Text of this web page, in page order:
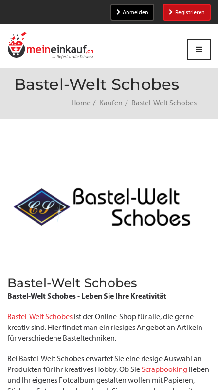
Anmelden Registrieren
Bastel-Welt Schobes
Home Kaufen Bastel-Welt Schobes
Bastel-Welt Schobes
Bastel-Welt Schobes - Leben Sie Ihre Kreativität
Bastel-Welt Schobes ist der Online-Shop für alle, die gerne
kreativ sind. Hier findet man ein riesiges Angebot an Artikeln
für verschiedene Basteltechniken.
Bei Bastel-Welt Schobes erwartet Sie eine riesige Auswahl an
Produkten für Ihr kreatives Hobby. Ob SieScrapbooking lieben
und Ihr eigenes Fotoalbum gestalten wollen mit Papieren,